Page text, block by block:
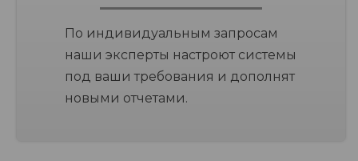
По индивидуальным запросам
наши эксперты настроют системы
под ваши требования и дополнят
новыми отчетами.